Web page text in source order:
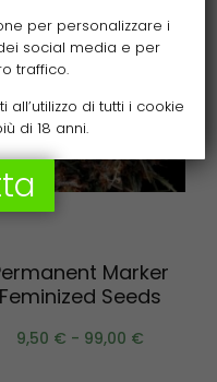
Marker
Feminized Seeds
9,50 € - 99,00 €
per personalizzare i
social media e per
traffico.
all’utilizzo di tutti i cookie
di 18 anni.